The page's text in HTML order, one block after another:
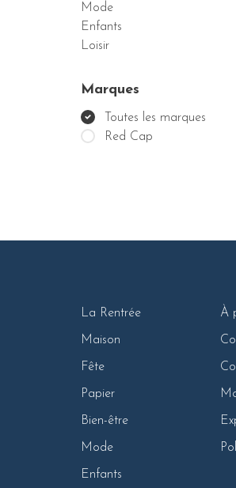
Mode
Enfants
Loisir
Marques
Toutes les marques
Red Cap
La Rentrée
Maison
Fête
Papier
Bien-être
Mode
Enfants
À